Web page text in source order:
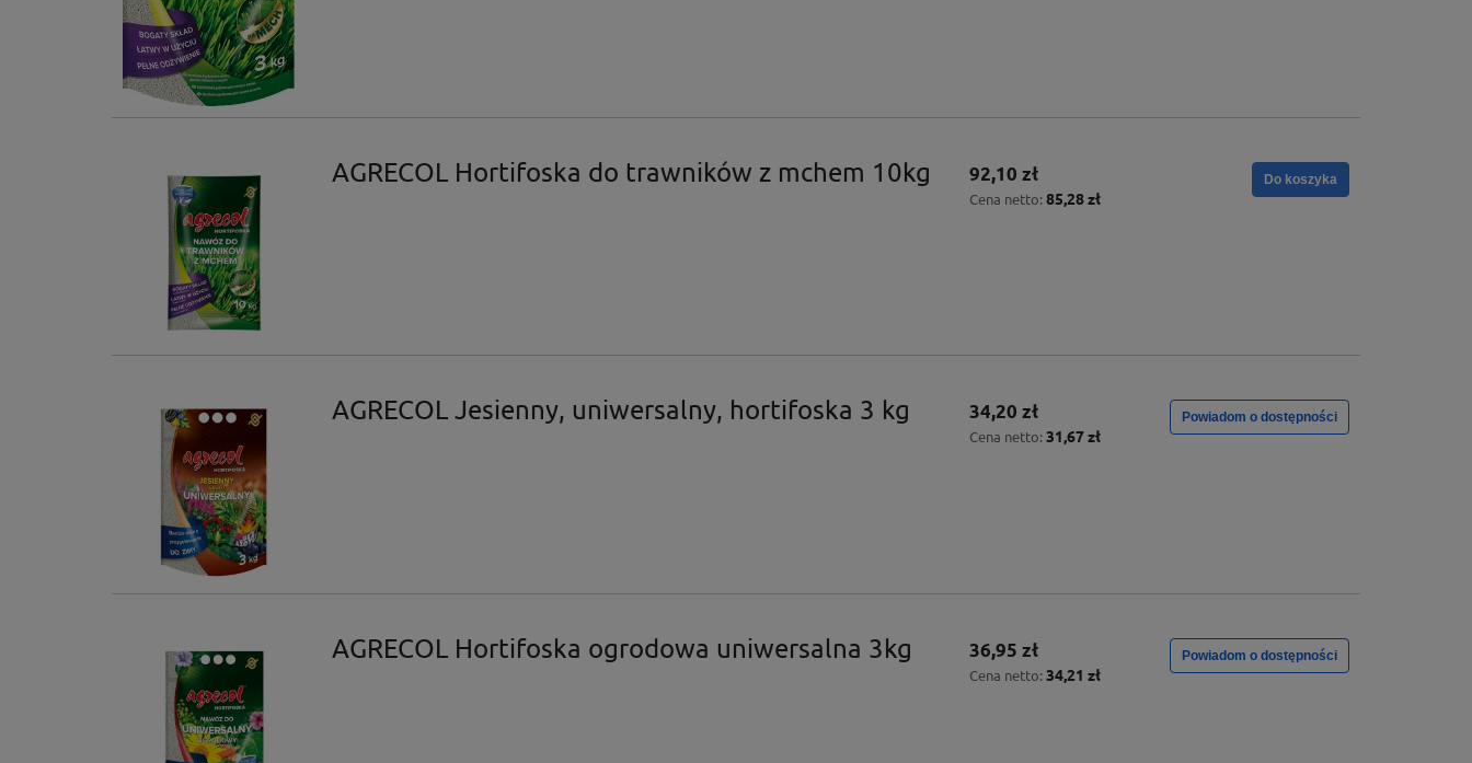
AGRECOL Hortifoska do trawników z mchem 10kg 92,10 zł
Cena netto: 85,28 zł
Do koszyka
AGRECOL Jesienny, uniwersalny, hortifoska 3 kg 34,20 zł
Cena netto: 31,67 zł
Powiadom o dostępności
AGRECOL Hortifoska ogrodowa uniwersalna 3kg 36,95 zł
Cena netto: 34,21 zł
Powiadom o dostępności